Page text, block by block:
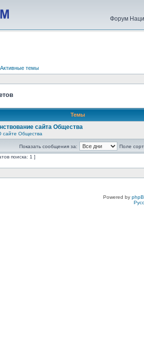
Форум
Активные темы
Темы
сайта Общества
сайте Общества
Показать сообщения за:
Поле
поиска: 1 ]
Powered by